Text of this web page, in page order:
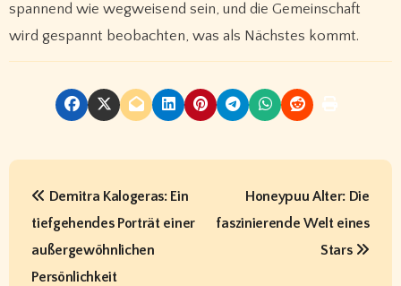
spannend wie wegweisend sein, und die Gemeinschaft
wird gespannt beobachten, was als Nächstes kommt.
P
Demitra Kalogeras: Ein
tiefgehendes Porträt einer
außergewöhnlichen
Persönlichkeit
Honeypuu Alter: Die
faszinierende Welt eines
Stars